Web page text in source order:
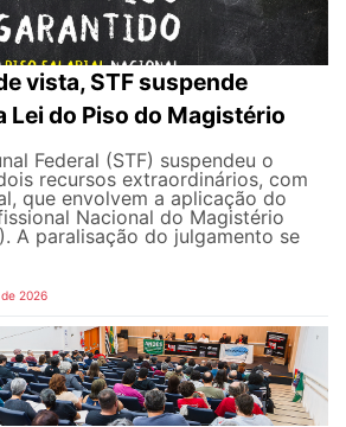
vista, STF suspende
Lei do Piso do Magistério
Federal (STF) suspendeu o
recursos extraordinários, com
que envolvem a aplicação do
Nacional do Magistério
A paralisação do julgamento se
2026